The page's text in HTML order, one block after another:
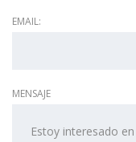
EMAIL:
MENSAJE